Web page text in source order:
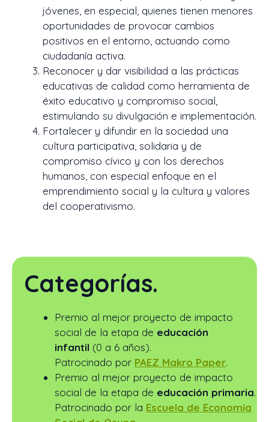
jóvenes, en especial, quienes tienen menores
oportunidades de provocar cambios
positivos en el entorno, actuando como
ciudadanía activa.
Reconocer y dar visibilidad a las prácticas
educativas de calidad como herramienta de
éxito educativo y compromiso social,
estimulando su divulgación e implementación.
Fortalecer y difundir en la sociedad una
cultura participativa, solidaria y de
compromiso cívico y con los derechos
humanos, con especial enfoque en el
emprendimiento social y la cultura y valores
del cooperativismo.
Categorías.
Premio al mejor proyecto de impacto
social de la etapa de educación
infantil (0 a 6 años).
Patrocinado por PAEZ Makro Paper.
Premio al mejor proyecto de impacto
social de la etapa de educación primaria.
Patrocinado por la Escuela de Economía